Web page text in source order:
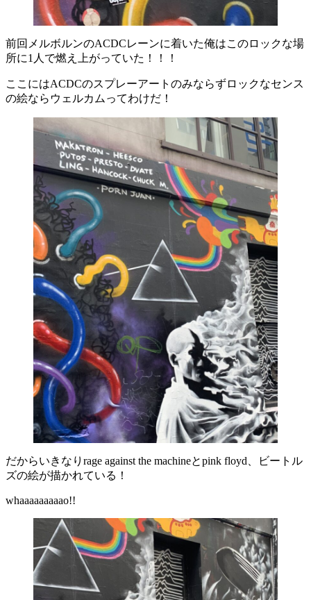
前回メルボルンのACDCレーンに着いた俺はこのロックな場
所に1人で燃え上がっていた！！！
ここにはACDCのスプレーアートのみならずロックなセンス
の絵ならウェルカムってわけだ！
だからいきなりrage against the machineとpink floyd、ビートル
ズの絵が描かれている！
whaaaaaaaaao!!